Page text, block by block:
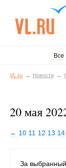
Все
VL.ru Новости
20 мая
← 10 11 12 13 14
За